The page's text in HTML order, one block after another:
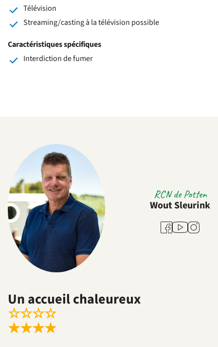
Télévision
Streaming/casting à la télévision possible
Caractéristiques spécifiques
Interdiction de fumer
RCN de Potten
Wout Sleurink
Facebook
Youtube
Un accueil chaleureux
☆☆☆☆
★★★★